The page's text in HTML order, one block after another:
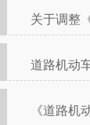
关于调整
道路机动
《道路机